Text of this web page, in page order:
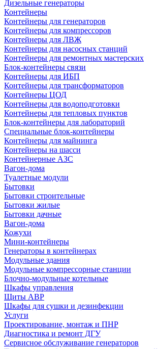
Дизельные генераторы
Контейнеры
Контейнеры для генераторов
Контейнеры для компрессоров
Контейнеры для ЛВЖ
Контейнеры для насосных станций
Контейнеры для ремонтных мастерских
Блок-контейнеры связи
Контейнеры для ИБП
Контейнеры для трансформаторов
Контейнеры ЦОД
Контейнеры для водоподготовки
Контейнеры для тепловых пунктов
Блок-контейнеры для лабораторий
Специальные блок-контейнеры
Контейнеры для майнинга
Контейнеры на шасси
Контейнерные АЗС
Вагон-дома
Туалетные модули
Бытовки
Бытовки строительные
Бытовки жилые
Бытовки дачные
Вагон-дома
Кожухи
Мини-контейнеры
Генераторы в контейнерах
Модульные здания
Модульные компрессорные станции
Блочно-модульные котельные
Шкафы управления
Щиты АВР
Шкафы для сушки и дезинфекции
Услуги
Проектирование, монтаж и ПНР
Диагностика и ремонт ДГУ
Сервисное обслуживание генераторов